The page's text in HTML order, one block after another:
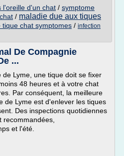
l'oreille d'un chat / symptome
/ maladie due aux tiques
tique chat symptomes / infection
De Compagnie
...
Lyme, une tique doit se fixer
48 heures et à votre chat
Par conséquent, la meilleure
de Lyme est d'enlever les tiques
Des inspections quotidiennes
et l'été.